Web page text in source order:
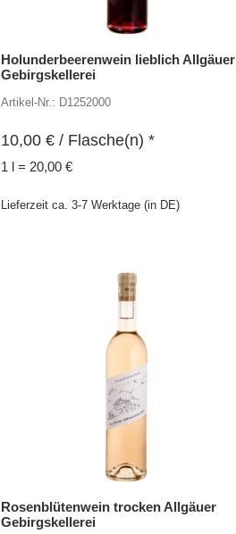
Holunderbeerenwein lieblich Allgäuer
Gebirgskellerei
Artikel-Nr.: D1252000
10,00 € / Flasche(n) *
1 l = 20,00 €
Lieferzeit ca. 3-7 Werktage (in DE)
Rosenblütenwein trocken Allgäuer
Gebirgskellerei